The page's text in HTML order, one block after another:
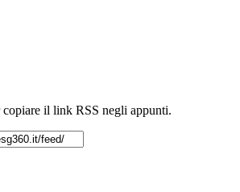
copiare il link RSS negli appunti.